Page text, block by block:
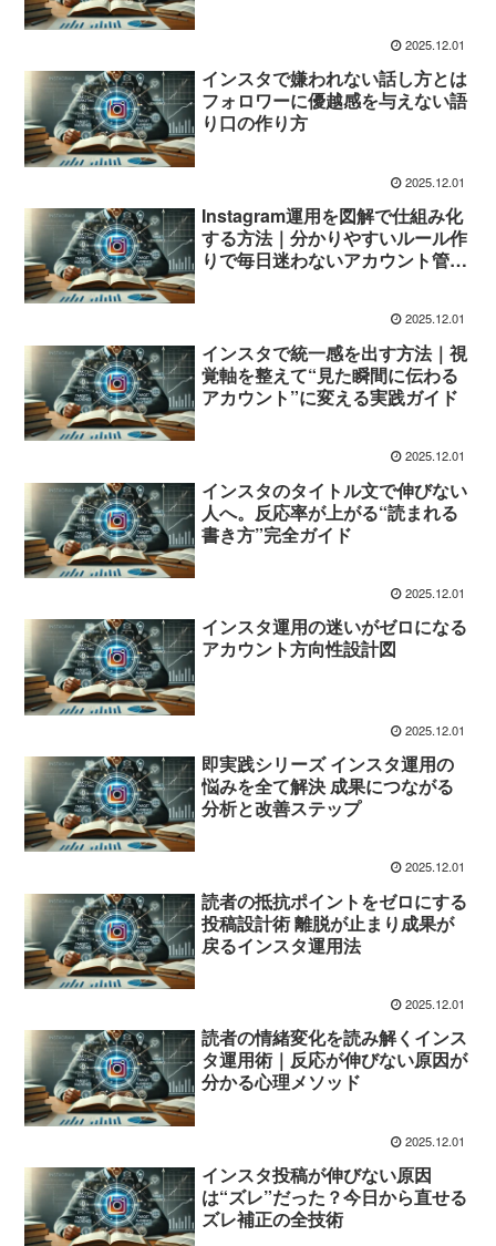
2025.12.01
インスタで嫌われない話し方とは
フォロワーに優越感を与えない語
り口の作り方
2025.12.01
Instagram運用を図解で仕組み化
する方法｜分かりやすいルール作
りで毎日迷わないアカウント管理
2025.12.01
インスタで統一感を出す方法｜視
覚軸を整えて“見た瞬間に伝わる
アカウント”に変える実践ガイド
2025.12.01
インスタのタイトル文で伸びない
人へ。反応率が上がる“読まれる
書き方”完全ガイド
2025.12.01
インスタ運用の迷いがゼロになる
アカウント方向性設計図
2025.12.01
即実践シリーズ インスタ運用の
悩みを全て解決 成果につながる
分析と改善ステップ
2025.12.01
読者の抵抗ポイントをゼロにする
投稿設計術 離脱が止まり成果が
戻るインスタ運用法
2025.12.01
読者の情緒変化を読み解くインス
タ運用術｜反応が伸びない原因が
分かる心理メソッド
2025.12.01
インスタ投稿が伸びない原因
は“ズレ”だった？今日から直せる
ズレ補正の全技術